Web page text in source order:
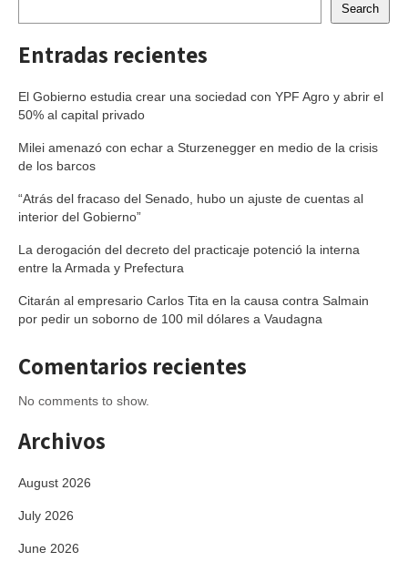
Search
Entradas recientes
El Gobierno estudia crear una sociedad con YPF Agro y abrir el
50% al capital privado
Milei amenazó con echar a Sturzenegger en medio de la crisis
de los barcos
“Atrás del fracaso del Senado, hubo un ajuste de cuentas al
interior del Gobierno”
La derogación del decreto del practicaje potenció la interna
entre la Armada y Prefectura
Citarán al empresario Carlos Tita en la causa contra Salmain
por pedir un soborno de 100 mil dólares a Vaudagna
Comentarios recientes
No comments to show.
Archivos
August 2026
July 2026
June 2026